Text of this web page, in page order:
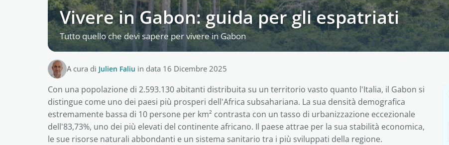
Vivere in Gabon: guida per gli espatriati
Tutto quello che devi sapere per vivere in Gabon
A cura di Julien Faliu in data 16 Dicembre 2025
Con una popolazione di 2.593.130 abitanti distribuita su un territorio vasto quanto l'Italia, il Gabon si
distingue come uno dei paesi più prosperi dell'Africa subsahariana. La sua densità demografica
estremamente bassa di 10 persone per km² contrasta con un tasso di urbanizzazione eccezionale
dell'83,73%, uno dei più elevati del continente africano. Il paese attrae per la sua stabilità economica,
le sue risorse naturali abbondanti e un sistema sanitario tra i più sviluppati della regione.